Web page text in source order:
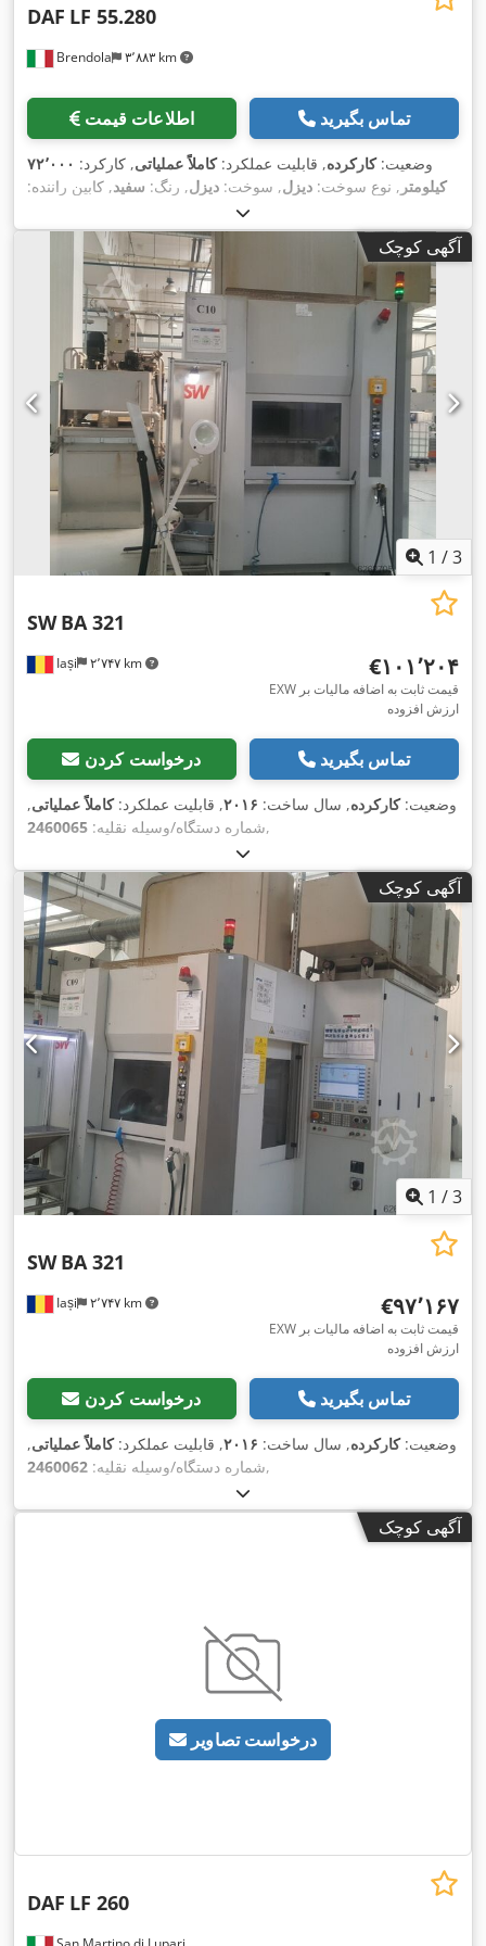
Brendola ۳٬۸۸۳ km
DAF LF 55.280
اطلاعات قیمت تماس بگیرید
وضعیت:کارکرده, قابلیت عملکرد:کاملاً عملیاتی, کارکرد: ۷۲٬۰۰۰
کیلومتر , نوع سوخت: دیزل, سوخت: دیزل, رنگ: سفید, کابین راننده:
۲۰۱۲
آگهی کوچک
1 /3
Iași ۲٬۷۴۷ km
SW BA 321
‎€۱۰۱٬۲۰۴
EXW قیمت ثابت به اضافه مالیات بر
ارزش افزوده
درخواست کردن تماس بگیرید
وضعیت:کارکرده, سال ساخت: ۲۰۱۶, قابلیت عملکرد:کاملاً عملیاتی,
شماره دستگاه/وسیله نقلیه: 2460065 ,
آگهی کوچک
1 /3
Iași ۲٬۷۴۷ km
SW BA 321
‎€۹۷٬۱۶۷
EXW قیمت ثابت به اضافه مالیات بر
ارزش افزوده
درخواست کردن تماس بگیرید
وضعیت:کارکرده, سال ساخت: ۲۰۱۶, قابلیت عملکرد:کاملاً عملیاتی,
شماره دستگاه/وسیله نقلیه: 2460062 ,
آگهی کوچک
درخواست تصاویر
DAF LF 260